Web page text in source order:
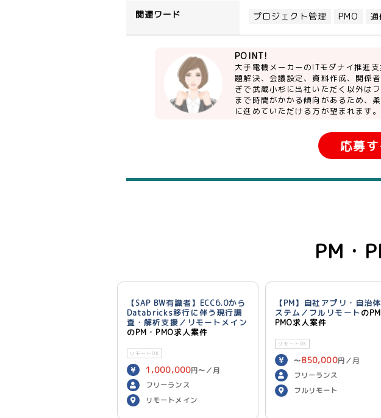
関連ワード プロジェクト管理 PMO
POINT!
大手電機メーカーのITモダナイ推進
題解決、会議設定、資料作成、関係
ぎで武蔵小杉に出社いただく以外は
まで時間がかかる傾向があるため、
に進めていただける方が望まれます
応募
PM・
【SAP BW有識者】ECC6.0から
Databricks移行に伴う現行調
査・解析支援／リモートメイン
のPM・PMO求人案件
リモートOK
1,000,000円〜／月
フリーランス
リモートメイン
【PM】自社アプリ・自治
ステム／フルリモートのPM
PMO求人案件
リモートOK
〜850,000円／月
フリーランス
フルリモート